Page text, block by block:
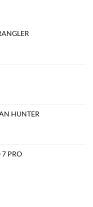
HUNTER
7 PRO